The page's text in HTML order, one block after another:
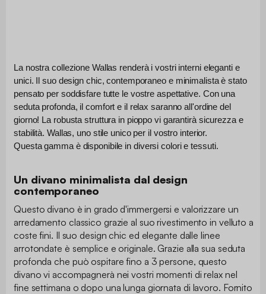
La nostra collezione Wallas renderà i vostri interni eleganti e
unici. Il suo design chic, contemporaneo e minimalista è stato
pensato per soddisfare tutte le vostre aspettative. Con una
seduta profonda, il comfort e il relax saranno all'ordine del
giorno! La robusta struttura in pioppo vi garantirà sicurezza e
stabilità. Wallas, uno stile unico per il vostro interior.
Questa gamma è disponibile in diversi colori e tessuti.
Un divano minimalista dal design
contemporaneo
Questo divano è in grado d'immergersi e valorizzare un
arredamento classico grazie al suo rivestimento in velluto a
coste fini. Il suo design chic ed elegante dalle linee
arrotondate è semplice e originale. Grazie alla sua seduta
profonda che può ospitare fino a 3 persone, questo
divano vi accompagnerà nei vostri momenti di relax nel
fine settimana o dopo una lunga giornata di lavoro. Fornito